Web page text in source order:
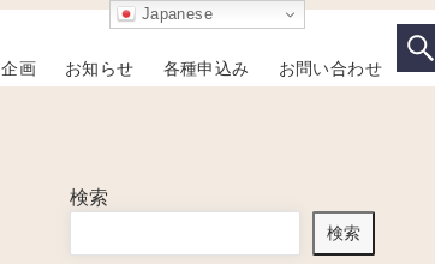
企画 お知らせ 各種申込み お問い合わせ
検索
検索
Japanese